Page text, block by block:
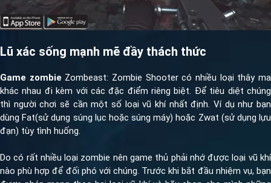
Lũ xác sống mạnh mẽ đầy thách thức
Game zombie Zombeast: Zombie Shooter có nhiều loại thây ma
khác nhau đi kèm với các đặc điểm riêng biệt. Để tiêu diệt chúng
thì người chơi sẽ cần một số loại vũ khí nhất định. Ví dụ như bạn
dùng Fat(sử dụng súng lục hoặc súng máy) hoặc Zwat (sử dụng lựu
đạn) tùy tình huống.
Do có rất nhiều loại zombie nên game thủ phải nhớ được loại vũ khí
nào phù hợp để đối phó với chúng. Trước khi bắt đầu nhiệm vụ, bạn